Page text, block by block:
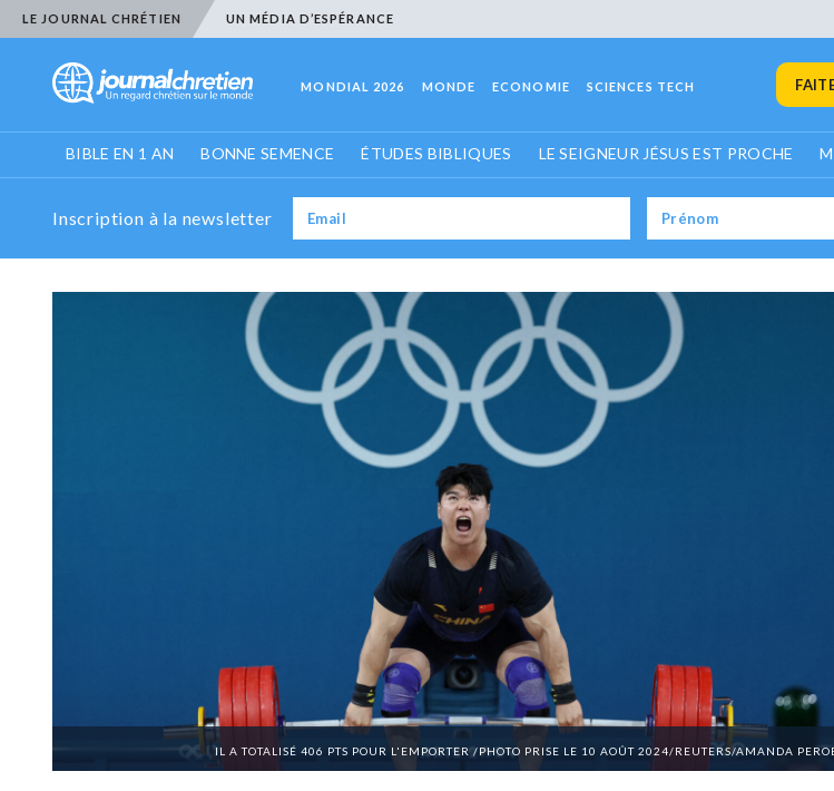
LE JOURNAL CHRÉTIEN UN MÉDIA D’ESPÉRANCE
MONDIAL 2026 MONDE ECONOMIE SCIENCES TECH
BIBLE EN 1 AN BONNE SEMENCE ÉTUDES BIBLIQUES LE SEIGNEUR JÉSUS EST PROCHE
Inscription à la newsletter
IL A TOTALISÉ 406 PTS POUR L'EMPORTER /PHOTO PRISE LE 10 AOÛT 2024/REUTERS/AMANDA